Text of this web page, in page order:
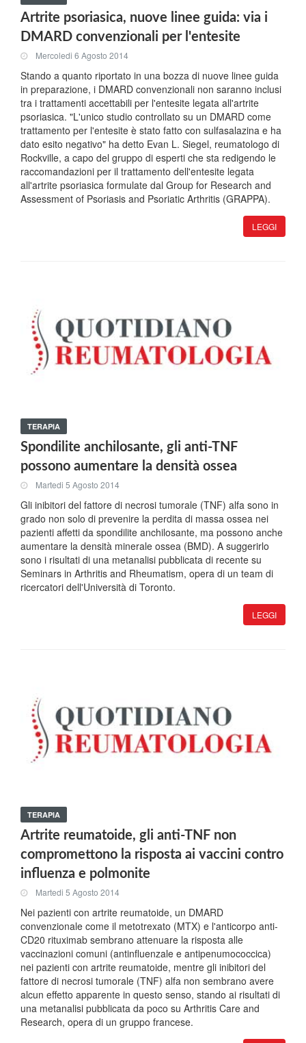
Artrite psoriasica, nuove linee guida: via i
DMARD convenzionali per l'entesite
Mercoledi 6 Agosto 2014
Stando a quanto riportato in una bozza di nuove linee guida
in preparazione, i DMARD convenzionali non saranno inclusi
tra i trattamenti accettabili per l'entesite legata all'artrite
psoriasica. "L'unico studio controllato su un DMARD come
trattamento per l'entesite è stato fatto con sulfasalazina e ha
dato esito negativo" ha detto Evan L. Siegel, reumatologo di
Rockville, a capo del gruppo di esperti che sta redigendo le
raccomandazioni per il trattamento dell'entesite legata
all'artrite psoriasica formulate dal Group for Research and
Assessment of Psoriasis and Psoriatic Arthritis (GRAPPA).
LEGGI
TERAPIA
Spondilite anchilosante, gli anti-TNF
possono aumentare la densità ossea
Martedi 5 Agosto 2014
Gli inibitori del fattore di necrosi tumorale (TNF) alfa sono in
grado non solo di prevenire la perdita di massa ossea nei
pazienti affetti da spondilite anchilosante, ma possono anche
aumentare la densità minerale ossea (BMD). A suggerirlo
sono i risultati di una metanalisi pubblicata di recente su
Seminars in Arthritis and Rheumatism, opera di un team di
ricercatori dell'Università di Toronto.
LEGGI
TERAPIA
Artrite reumatoide, gli anti-TNF non
compromettono la risposta ai vaccini contro
influenza e polmonite
Martedi 5 Agosto 2014
Nei pazienti con artrite reumatoide, un DMARD
convenzionale come il metotrexato (MTX) e l'anticorpo anti-
CD20 rituximab sembrano attenuare la risposta alle
vaccinazioni comuni (antinfluenzale e antipenumococcica)
nei pazienti con artrite reumatoide, mentre gli inibitori del
fattore di necrosi tumorale (TNF) alfa non sembrano avere
alcun effetto apparente in questo senso, stando ai risultati di
una metanalisi pubblicata da poco su Arthritis Care and
Research, opera di un gruppo francese.